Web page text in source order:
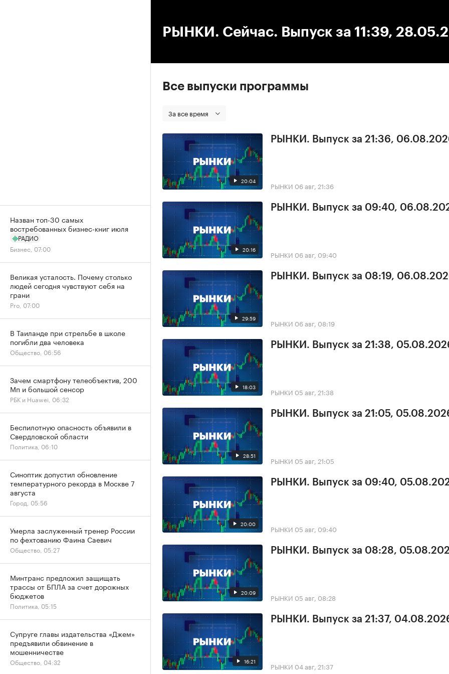
РЫНКИ. Сейчас. Выпуск за 11:39,
Все выпуски программы
За все время
20:04
РЫНКИ. Выпуск за 21:36,
РЫНКИ 06 авг, 21:36
20:16
РЫНКИ. Выпуск за 09:40,
РЫНКИ 06 авг, 09:40
29:59
РЫНКИ. Выпуск за 08:19,
РЫНКИ 06 авг, 08:19
18:03
РЫНКИ. Выпуск за 21:38,
РЫНКИ 05 авг, 21:38
28:51
РЫНКИ. Выпуск за 21:05,
РЫНКИ 05 авг, 21:05
20:00
РЫНКИ. Выпуск за 09:40,
РЫНКИ 05 авг, 09:40
20:09
РЫНКИ. Выпуск за 08:28,
РЫНКИ 05 авг, 08:28
16:21
РЫНКИ. Выпуск за 21:37,
РЫНКИ 04 авг, 21:37
Назван топ-30 самых
востребованных бизнес-книг июля
РАДИО
Бизнес, 07:00
Великая усталость. Почему столько
людей сегодня чувствуют себя на
грани
Pro, 07:00
В Таиланде при стрельбе в школе
погибли два человека
Общество, 06:56
Зачем смартфону телеобъектив, 200
Мп и большой сенсор
РБК и Huawei, 06:32
Беспилотную опасность объявили в
Свердловской области
Политика, 06:10
Синоптик допустил обновление
температурного рекорда в Москве 7
августа
Город, 05:56
Умерла заслуженный тренер России
по фехтованию Фаина Саевич
Общество, 05:27
Минтранс предложил защищать
трассы от БПЛА за счет дорожных
бюджетов
Политика, 05:15
Супруге главы издательства «Джем»
предъявили обвинение в
мошенничестве
Общество, 04:32